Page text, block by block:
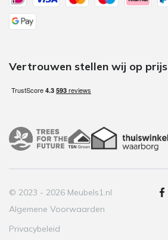
Vertrouwen stellen wij op prijs
© 2023 - 2026 Meubels1.nl
Algemene Voorwaarden
Privacybeleid